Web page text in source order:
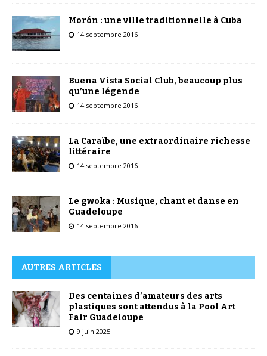
Morón : une ville traditionnelle à Cuba
14 septembre 2016
Buena Vista Social Club, beaucoup plus
qu’une légende
14 septembre 2016
La Caraïbe, une extraordinaire richesse
littéraire
14 septembre 2016
Le gwoka : Musique, chant et danse en
Guadeloupe
14 septembre 2016
AUTRES ARTICLES
Des centaines d’amateurs des arts
plastiques sont attendus à la Pool Art
Fair Guadeloupe
9 juin 2025